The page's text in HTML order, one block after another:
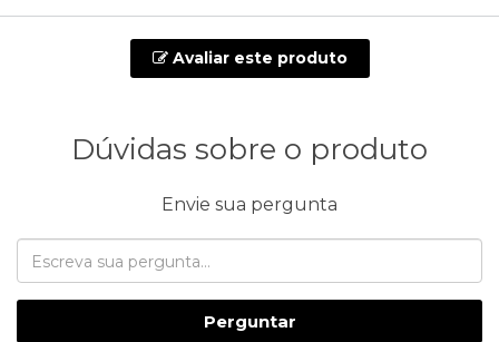
Avaliar este produto
Dúvidas sobre o produto
Envie sua pergunta
Perguntar